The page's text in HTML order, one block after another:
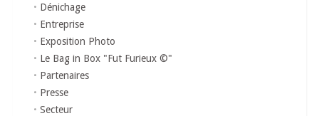
Dénichage
Entreprise
Exposition Photo
Le Bag in Box "Fut Furieux ©"
Partenaires
Presse
Secteur